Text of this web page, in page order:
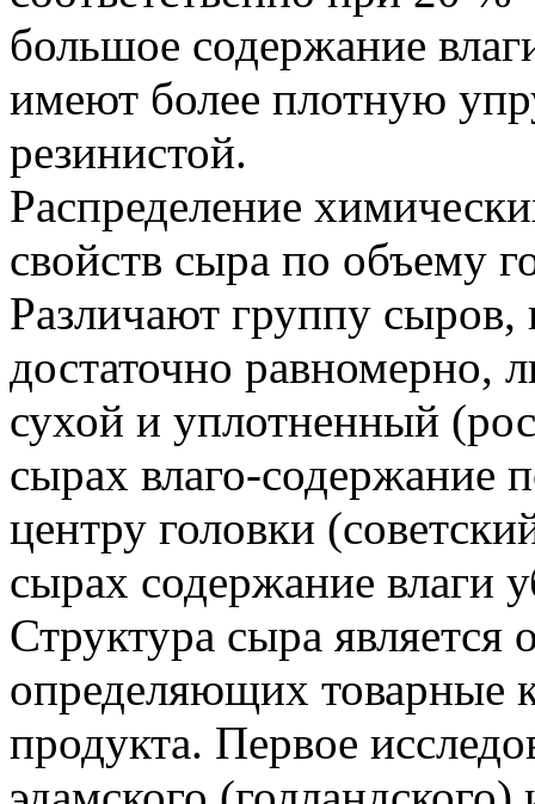
большое содержание
имеют более плотную
резинистой.
Распределение
свойств сыра по объему
Различают группу сыров,
достаточно равномерно,
сухой и уплотненный
сырах влаго-содержание
центру головки
сырах содержание влаги
Структура сыра является
определяющих товарные
продукта. Первое